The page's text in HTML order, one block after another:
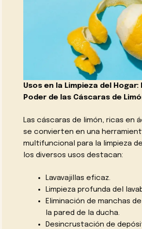
Usos en la Limpieza del Hogar:
Poder de las Cáscaras de
Las cáscaras de limón, ricas en
se convierten en una
multifuncional para la limpieza
los diversos usos destacan:
Lavavajillas eficaz.
Limpieza profunda del
Eliminación de manchas
la pared de la ducha.
Desincrustación de